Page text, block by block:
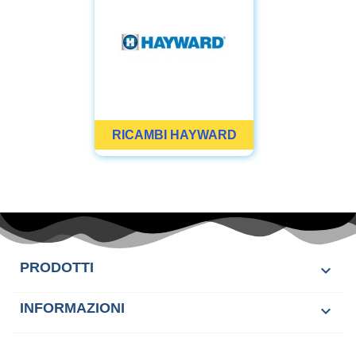
RICAMBI HAYWARD
PRODOTTI 
INFORMAZIONI 